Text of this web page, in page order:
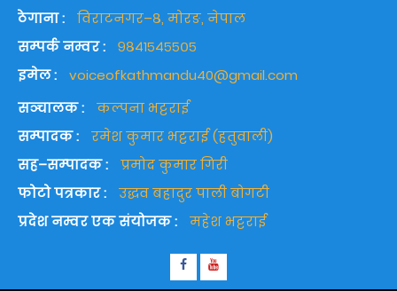
ठेगाना :
विराटनगर–८, मोरङ, नेपाल
सम्पर्क नम्वर :
९८४१५४५५०५
इमेल :
voiceofkathmandu40@gmail.com
सञ्चालक :
कल्पना भट्टराई
सम्पादक :
रमेश कुमार भट्टराई (हतुवाली)
सह–सम्पादक :
प्रमोद कुमार गिरी
फोटो पत्रकार :
उद्धव बहादुर पाली बोगटी
प्रदेश नम्वर एक संयोजक :
महेश भट्टराई
Facebook
Youtube